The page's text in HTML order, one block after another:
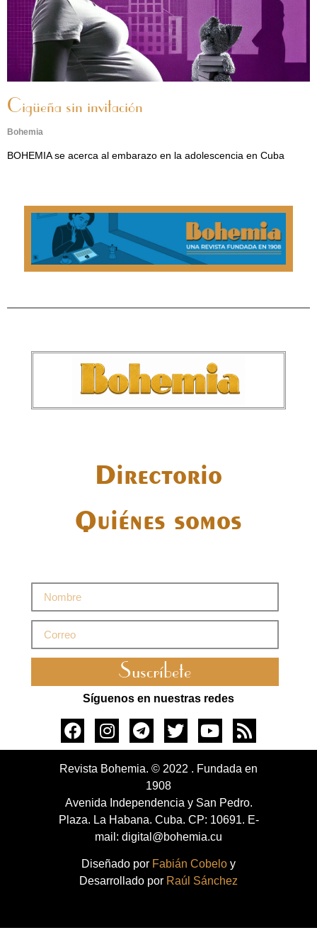
Cigüeña sin invitación
Bohemia
BOHEMIA se acerca al embarazo en la adolescencia en Cuba
Directorio
Quiénes somos
Suscríbete
Síguenos en nuestras redes
Revista Bohemia. © 2022 . Fundada en
1908
Avenida Independencia y San Pedro.
Plaza. La Habana. Cuba. CP: 10691. E-
mail: digital@bohemia.cu
Diseñado por Fabián Cobelo y
Desarrollado por Raúl Sánchez